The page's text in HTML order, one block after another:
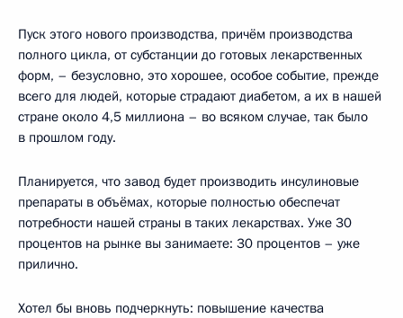
Пуск этого нового производства, причём производства
полного цикла, от субстанции до готовых лекарственных
форм, – безусловно, это хорошее, особое событие, прежде
всего для людей, которые страдают диабетом, а их в нашей
стране около 4,5 миллиона – во всяком случае, так было
в прошлом году.
Планируется, что завод будет производить инсулиновые
препараты в объёмах, которые полностью обеспечат
потребности нашей страны в таких лекарствах. Уже 30
процентов на рынке вы занимаете: 30 процентов – уже
прилично.
Хотел бы вновь подчеркнуть: повышение качества